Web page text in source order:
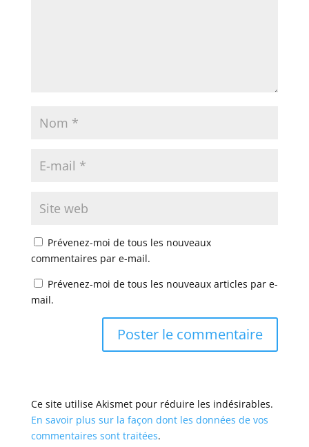
Prévenez-moi de tous les nouveaux
commentaires par e-mail.
Prévenez-moi de tous les nouveaux articles par e-
mail.
Ce site utilise Akismet pour réduire les indésirables.
En savoir plus sur la façon dont les données de vos
commentaires sont traitées.